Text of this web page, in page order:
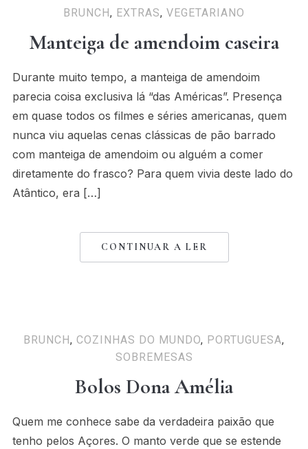
BRUNCH, EXTRAS, VEGETARIANO
Manteiga de amendoim caseira
Durante muito tempo, a manteiga de amendoim
parecia coisa exclusiva lá “das Américas”. Presença
em quase todos os filmes e séries americanas, quem
nunca viu aquelas cenas clássicas de pão barrado
com manteiga de amendoim ou alguém a comer
diretamente do frasco? Para quem vivia deste lado do
Atântico, era […]
CONTINUAR A LER
BRUNCH, COZINHAS DO MUNDO, PORTUGUESA,
SOBREMESAS
Bolos Dona Amélia
Quem me conhece sabe da verdadeira paixão que
tenho pelos Açores. O manto verde que se estende